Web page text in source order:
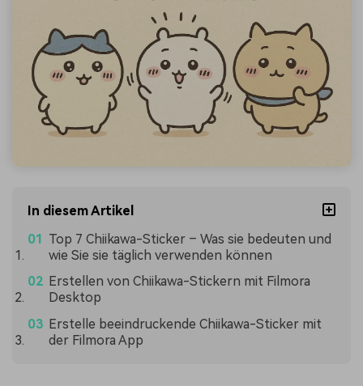
In diesem Artikel
Top 7 Chiikawa-Sticker – Was sie bedeuten und
wie Sie sie täglich verwenden können
Erstellen von Chiikawa-Stickern mit Filmora
Desktop
Erstelle beeindruckende Chiikawa-Sticker mit
der Filmora App